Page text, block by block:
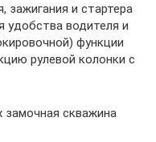
зажигания и стартера
водителя и
функции
рулевой колонки с
замочная скважина